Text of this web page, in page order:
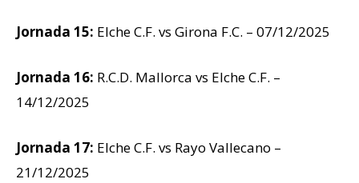
Jornada 15: Elche C.F. vs Girona F.C. – 07/12/2025
Jornada 16: R.C.D. Mallorca vs Elche C.F. –
14/12/2025
Jornada 17: Elche C.F. vs Rayo Vallecano –
21/12/2025